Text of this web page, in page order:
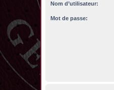
Nom d’utilisateur:
Mot de passe: